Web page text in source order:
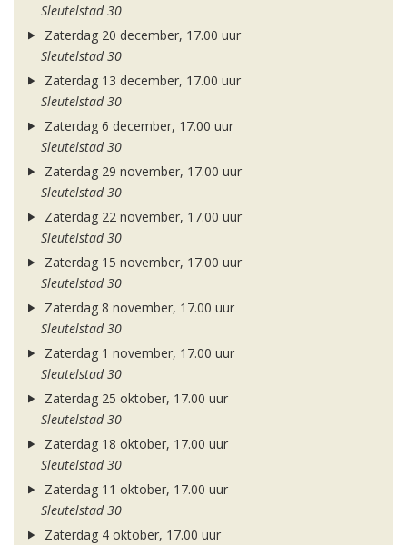
Sleutelstad 30
Zaterdag 20 december, 17.00 uur
Sleutelstad 30
Zaterdag 13 december, 17.00 uur
Sleutelstad 30
Zaterdag 6 december, 17.00 uur
Sleutelstad 30
Zaterdag 29 november, 17.00 uur
Sleutelstad 30
Zaterdag 22 november, 17.00 uur
Sleutelstad 30
Zaterdag 15 november, 17.00 uur
Sleutelstad 30
Zaterdag 8 november, 17.00 uur
Sleutelstad 30
Zaterdag 1 november, 17.00 uur
Sleutelstad 30
Zaterdag 25 oktober, 17.00 uur
Sleutelstad 30
Zaterdag 18 oktober, 17.00 uur
Sleutelstad 30
Zaterdag 11 oktober, 17.00 uur
Sleutelstad 30
Zaterdag 4 oktober, 17.00 uur